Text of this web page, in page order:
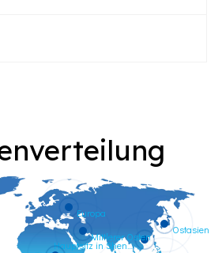
Hauptsitz in Shenzhen, China
Europa
Mittlerer Osten
Ostasien